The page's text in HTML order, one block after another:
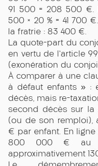
91 500 = 208 500 €.
500 × 20 % = 41 700
la fratrie : 83 400 €.
La quote-part du
en vertu de l'article
(exonération du
À comparer à une
à défaut enfants » :
décès, mais re-
second décès sur
(ou de son remploi),
€ par enfant. En
800 000 € au
approximativement